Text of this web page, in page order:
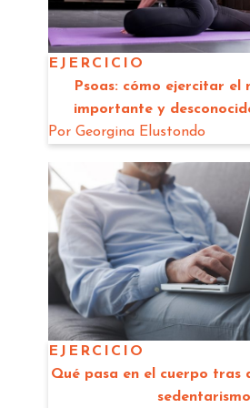
EJERCICIO
Psoas: cómo ejercitar el
importante y
Por Georgina Elustondo
EJERCICIO
Qué pasa en el cuerpo tras
sedentarismo